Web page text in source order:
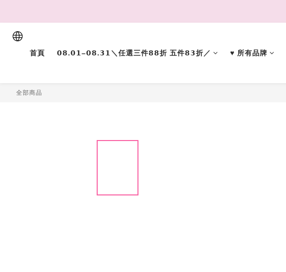
首頁 𝟬𝟴.𝟬𝟭–𝟬𝟴.𝟯𝟭＼任選三件𝟴𝟴折 五件𝟴𝟯折／ ♥︎ 所有品牌
全部商品